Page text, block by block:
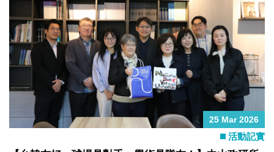
「下一個出發的人，就是你。」 中山政治所，不只是念書的地
方，更是一個可以一起成長、一起摸索未來的地方
25 Mar 2026
活動記實